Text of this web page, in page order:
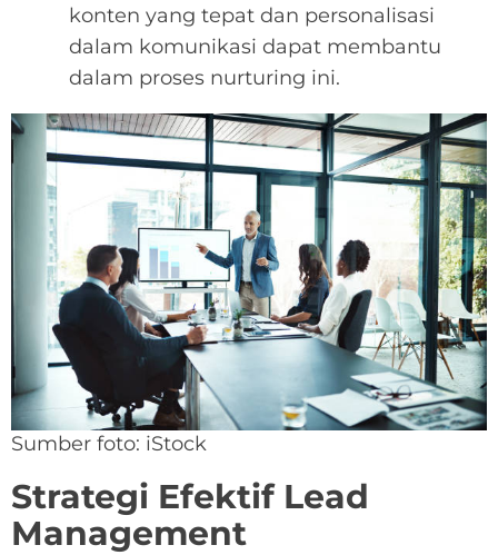
konten yang tepat dan personalisasi
dalam komunikasi dapat membantu
dalam proses nurturing ini.
Sumber foto: iStock
Strategi Efektif Lead
Management